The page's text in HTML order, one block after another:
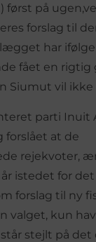
på
forslag til
har
fået en rigtig
Siumut vil ikke
parti Inuit
forslået at de
rejekvoter,
år istedet for
forslag til ny
valget, kun
stejlt på det